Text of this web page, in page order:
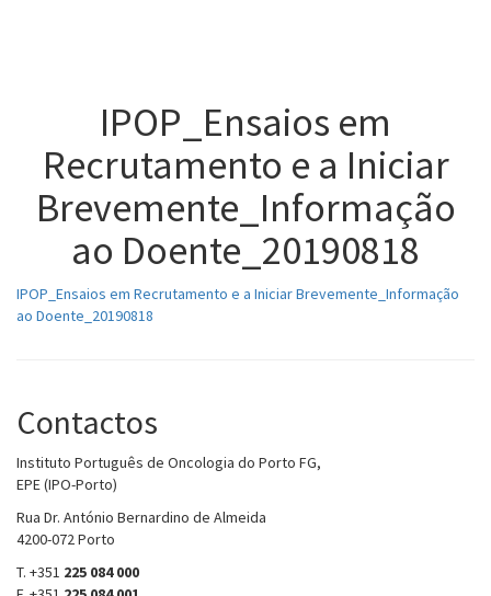
IPOP_Ensaios em
Recrutamento e a Iniciar
Brevemente_Informação
ao Doente_20190818
IPOP_Ensaios em Recrutamento e a Iniciar Brevemente_Informação
ao Doente_20190818
Contactos
Instituto Português de Oncologia do Porto FG,
EPE (IPO-Porto)
Rua Dr. António Bernardino de Almeida
4200-072 Porto
T. +351 225 084 000